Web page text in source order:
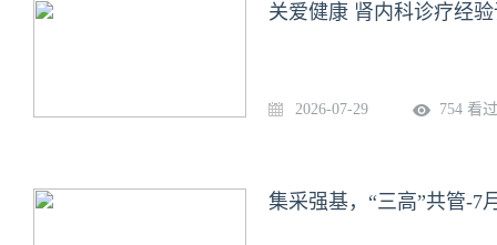
关爱健康 肾内科诊疗经
2026-07-29 754 看过
集采强基，“三高”共管-7